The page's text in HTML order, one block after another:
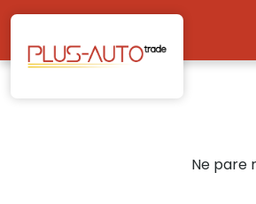
Mergi direct la conținutul principal
Ne pare